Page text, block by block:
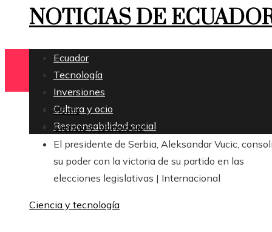
NOTICIAS DE
Ecuador
Tecnología
Inversiones
Cultura y ocio
Responsabilidad social
Home
Ciencia y tecnología
El presidente de Serbia, Aleksandar Vucic,
su poder con la victoria de su partido en las
elecciones legislativas | Internacional
Ciencia y tecnología